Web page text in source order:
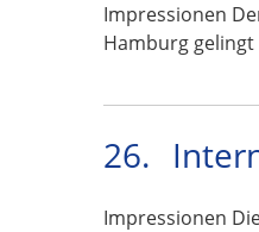
Impressionen
Hamburg
26.
Impressionen